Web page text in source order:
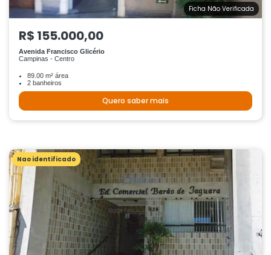
Ficha Não Verificada
R$ 155.000,00
Avenida Francisco Glicério
Campinas - Centro
89.00 m² área
2 banheiros
Quero saber mais
Nao identificado